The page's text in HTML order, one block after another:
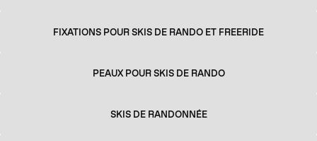
FIXATIONS POUR SKIS DE RANDO ET FREERIDE
PEAUX POUR SKIS DE RANDO
SKIS DE RANDONNÉE